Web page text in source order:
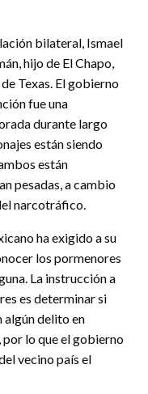
bilateral, Ismael
hijo de El Chapo,
Texas. El gobierno
fue una
durante largo
están siendo
están
pesadas, a cambio
narcotráfico.
ha exigido a su
los pormenores
La instrucción a
es determinar si
algún delito en
lo que el gobierno
vecino país el